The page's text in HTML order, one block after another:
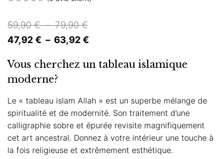
basé sur
notations
client
59,90€ – 79,90€Plage
de
59,90 €
79,90 €
47,92 € – 63,92 €
prix :
à
63,92 €
Vous cherchez un tableau islamique
moderne?
Le « tableau islam Allah » est un superbe mélange de
spiritualité et de modernité. Son traitement d’une
calligraphie sobre et épurée revisite magnifiquement
cet art ancestral. Donnez à votre intérieur une touche à
la fois religieuse et extrêmement esthétique.